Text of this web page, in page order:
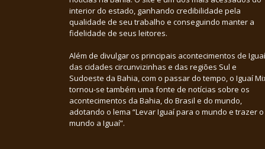
interior do estado, ganhando credibilidade pela
qualidade de seu trabalho e conseguindo manter a
fidelidade de seus leitores.
Além de divulgar os principais acontecimentos de
das cidades circunvizinhas e das regiões Sul e
Sudoeste da Bahia, com o passar do tempo, o Iguaí
tornou-se também uma fonte de notícias sobre os
acontecimentos da Bahia, do Brasil e do mundo,
adotando o lema “Levar Iguaí para o mundo e trazer o
mundo a Iguaí”.